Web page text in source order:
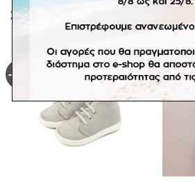
ΣΧΕΤΙΚΆ ΠΡΟΪΌΝΤΑ
-60%
Πρόσθήκη
στην
λίστα
επιθυμιών